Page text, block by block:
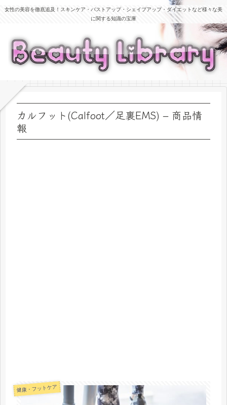
女性の美容を徹底追及！スキンケア・バストアップ・シェイプアップ・ダイエットなど様々な美
に関する知識の宝庫
カルフット(Calfoot／足裏EMS) – 商品情
報
健康・フットケア